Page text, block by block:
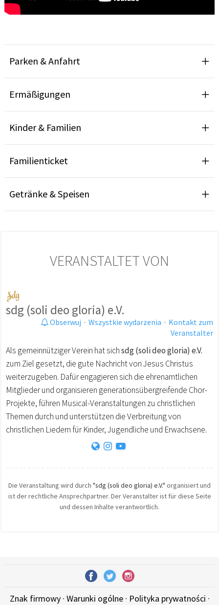
Parken & Anfahrt
Ermäßigungen
Kinder & Familien
Familienticket
Getränke & Speisen
VERANSTALTET VON
sdg (soli deo gloria) e.V.
Obserwuj · Wszystkie wydarzenia · Kontakt zum
Veranstalter
Als gemeinnütziger Verein hat sichsdg (soli deo gloria) e.V.
zum Ziel gesetzt, die gute Nachricht von Jesus Christus
weiterzugeben. Dafür engagieren sich die ehrenamtlichen
Mitglieder und organisieren generationsübergreifende Chor-
Projekte, führen Musical-Veranstaltungen zu christlichen
Themen durch und unterstützen die Verbreitung von
christlichen Liedern für Kinder, Jugendliche und Erwachsene.
Die Veranstaltung wird durch "sdg (soli deo gloria) e.V." organisiert und
ist der rechtliche Ansprechpartner. Der Veranstalter ist für diese Seite
und dessen Inhalte verantwortlich.
Znak firmowy· Warunki ogólne· Polityka prywatności ·